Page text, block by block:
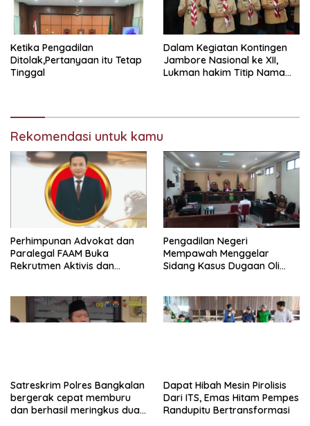
Ketika Pengadilan
Ditolak,Pertanyaan itu Tetap
Tinggal
Dalam Kegiatan Kontingen
Jambore Nasional ke XII,
Lukman hakim Titip Nama
Rekomendasi untuk kamu
Perhimpunan Advokat dan
Paralegal FAAM Buka
Rekrutmen Aktivis dan
Pengadilan Negeri
Mempawah Menggelar
Sidang Kasus Dugaan Oli
Penipuan Dari Jaringan
Pemasok PT. DAB
Satreskrim Polres Bangkalan
bergerak cepat memburu
dan berhasil meringkus dua
Dapat Hibah Mesin Pirolisis
Dari ITS, Emas Hitam Pempes
Randupitu Bertransformasi